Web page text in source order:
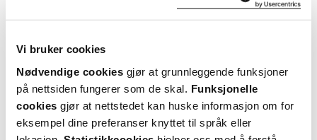
Vi bruker cookies
Nødvendige cookies gjør at grunnleggende funksjoner
på nettsiden fungerer som de skal. Funksjonelle
cookies gjør at nettstedet kan huske informasjon om for
eksempel dine preferanser knyttet til språk eller
Hollister Curion